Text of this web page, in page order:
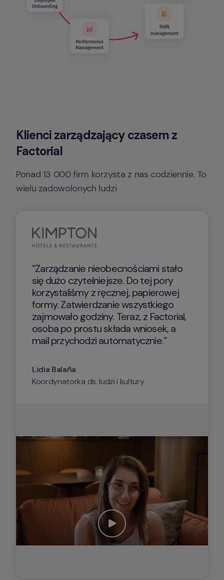
Klienci zarządzający czasem z
Factorial
Ponad 13 000 firm korzysta z nas codziennie. To
wielu zadowolonych ludzi
“Zarządzanie nieobecnościami stało
się dużo czytelniejsze. Do tej pory
korzystaliśmy z ręcznej, papierowej
formy. Zatwierdzanie wszystkiego
zajmowało godziny. Teraz, z Factorial,
osoba po prostu składa wniosek, a
mail przychodzi automatycznie.”
Lidia Balaña
Koordynatorka ds. ludzi i kultury